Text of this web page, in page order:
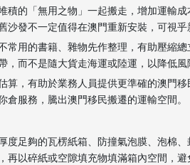
的「無用之物」一起搬走，增加運輸
發不一定值得在澳門重新安裝，可視乎
用的書籍、雜物先作整理，有助壓縮
而不是隨大貨走海運或陸運，以降低風
，有助於業務人員提供更準確的澳門
服務，騰出澳門移民搬遷的運輸空間。
足夠的瓦楞紙箱、防撞氣泡膜、泡棉
以碎紙或空隙填充物填滿箱內空間，避